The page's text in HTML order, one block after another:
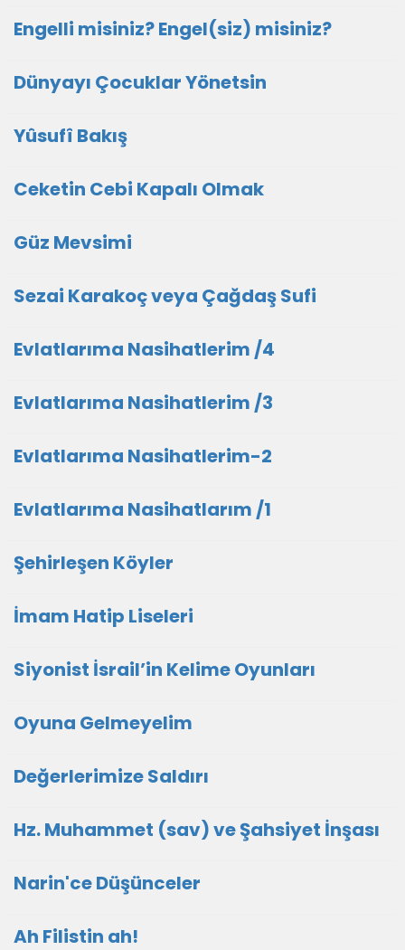
Engelli misiniz? Engel(siz) misiniz?
Dünyayı Çocuklar Yönetsin
Yûsufî Bakış
Ceketin Cebi Kapalı Olmak
Güz Mevsimi
Sezai Karakoç veya Çağdaş Sufi
Evlatlarıma Nasihatlerim /4
Evlatlarıma Nasihatlerim /3
Evlatlarıma Nasihatlerim-2
Evlatlarıma Nasihatlarım /1
Şehirleşen Köyler
İmam Hatip Liseleri
Siyonist İsrail’in Kelime Oyunları
Oyuna Gelmeyelim
Değerlerimize Saldırı
Hz. Muhammet (sav) ve Şahsiyet İnşası
Narin'ce Düşünceler
Ah Filistin ah!